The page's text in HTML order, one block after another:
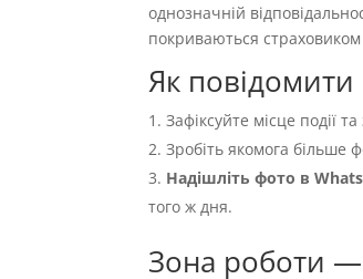
однозначній
покриваються
Як
Зафіксуйте місце події
Зробіть якомога більше
Надішліть фото в
того ж дня.
Зона роботи —